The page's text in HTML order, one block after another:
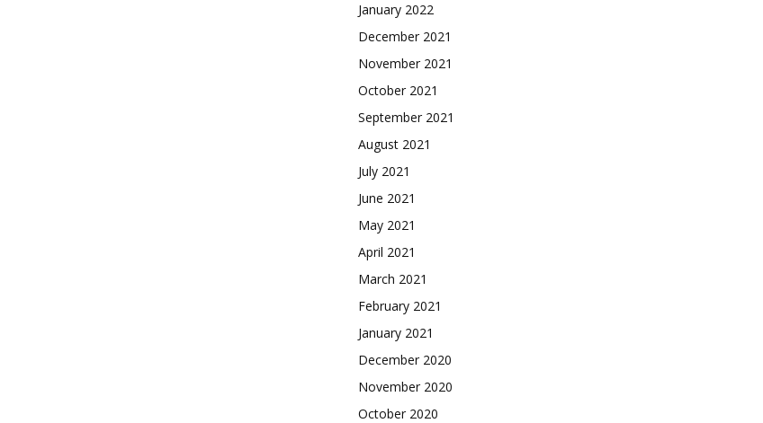
January 2022
December 2021
November 2021
October 2021
September 2021
August 2021
July 2021
June 2021
May 2021
April 2021
March 2021
February 2021
January 2021
December 2020
November 2020
October 2020